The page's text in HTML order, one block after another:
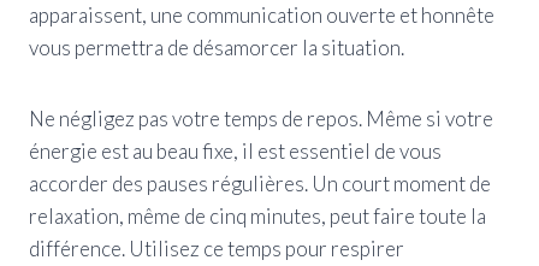
apparaissent, une communication ouverte et honnête
vous permettra de désamorcer la situation.
Ne négligez pas votre temps de repos. Même si votre
énergie est au beau fixe, il est essentiel de vous
accorder des pauses régulières. Un court moment de
relaxation, même de cinq minutes, peut faire toute la
différence. Utilisez ce temps pour respirer